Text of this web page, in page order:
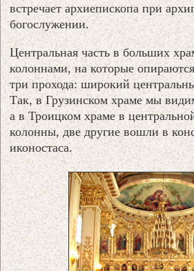
встречает архиепископа при
богослужении.
Центральная часть в больших
колоннами, на которые
три прохода: широкий
Так, в Грузинском храме мы
а в Троицком храме в
колонны, две другие вошли в
иконостаса.